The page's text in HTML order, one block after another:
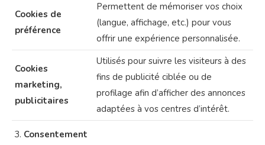
Cookies de
préférence
Permettent de mémoriser vos choix
(langue, affichage, etc.) pour vous
offrir une expérience personnalisée.
Cookies
marketing,
publicitaires
Utilisés pour suivre les visiteurs à des
fins de publicité ciblée ou de
profilage afin d’afficher des annonces
adaptées à vos centres d’intérêt.
Consentement